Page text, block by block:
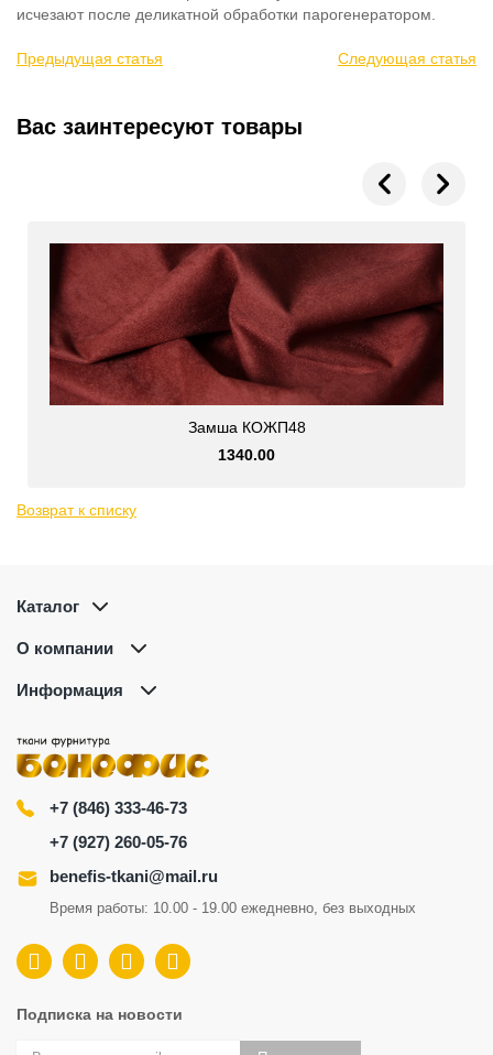
исчезают после деликатной обработки парогенератором.
Предыдущая статья Следующая статья
Вас заинтересуют товары
Замша КОЖП48
1340.00
Возврат к списку
Каталог
О компании
Информация
+7 (846) 333-46-73
+7 (927) 260-05-76
benefis-tkani@mail.ru
Время работы: 10.00 - 19.00 ежедневно, без выходных
Подписка на новости